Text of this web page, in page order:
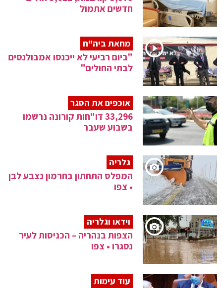
חדשים אתמול
מחאת ביה"ח
"ביום רביעי לא ייכנסו אמבולנסים
לבתי החולים"
אוכפים את הסגר
33,296 דו"חות קורונה נרשמו
בשבוע שעבר
גלריה
המפלס התחתון בחרמון נצבע לבן
• צפו
וידאו וגלריה
הצפות בנהריה – הכניסות לעיר
נסגרו • צפו
עוד עימות